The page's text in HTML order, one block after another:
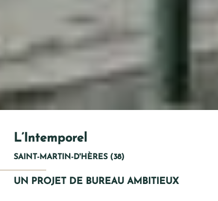
Vos Coordonnées
Mr
L’Intemporel
SAINT-MARTIN-D'HÈRES (38)
UN PROJET DE BUREAU AMBITIEUX